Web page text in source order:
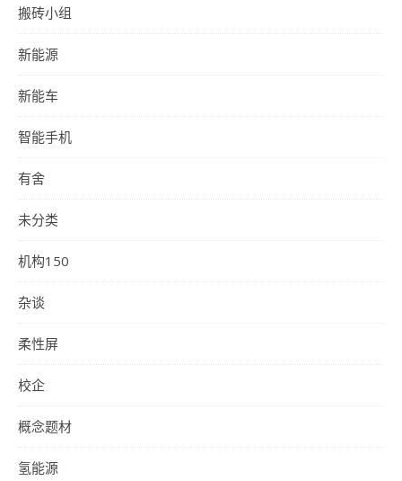
搬砖小组
新能源
新能车
智能手机
有舍
未分类
机构150
杂谈
柔性屏
校企
概念题材
氢能源